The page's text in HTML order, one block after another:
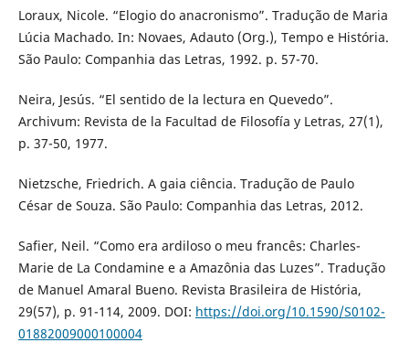
Loraux, Nicole. “Elogio do anacronismo”. Tradução de Maria
Lúcia Machado. In: Novaes, Adauto (Org.), Tempo e História.
São Paulo: Companhia das Letras, 1992. p. 57-70.
Neira, Jesús. “El sentido de la lectura en Quevedo”.
Archivum: Revista de la Facultad de Filosofía y Letras, 27(1),
p. 37-50, 1977.
Nietzsche, Friedrich. A gaia ciência. Tradução de Paulo
César de Souza. São Paulo: Companhia das Letras, 2012.
Safier, Neil. “Como era ardiloso o meu francês: Charles-
Marie de La Condamine e a Amazônia das Luzes”. Tradução
de Manuel Amaral Bueno. Revista Brasileira de História,
29(57), p. 91-114, 2009. DOI: https://doi.org/10.1590/S0102-
01882009000100004